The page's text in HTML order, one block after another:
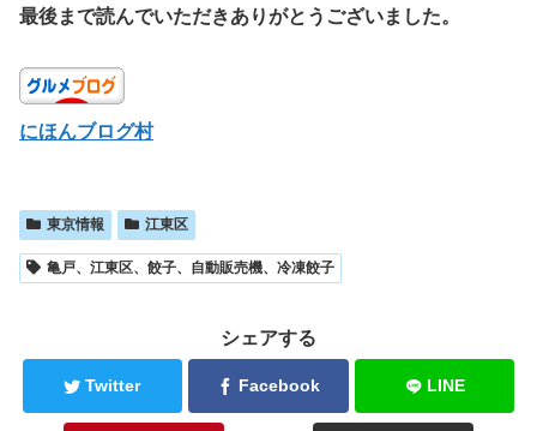
最後まで読んでいただきありがとうございました。
にほんブログ村
東京情報 江東区
亀戸、江東区、餃子、自動販売機、冷凍餃子
シェアする
Twitter Facebook LINE